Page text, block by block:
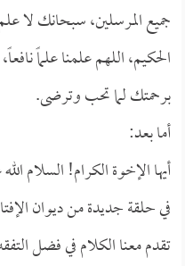
جميع المرسلين، سبحانك لا
الحكيم، اللهم علمنا علماً
برحمتك لما تحب وترضى.
أما بعد:
أيها الإخوة الكرام! السلام
في حلقة جديدة من ديوان
تقدم معنا الكلام في فضل